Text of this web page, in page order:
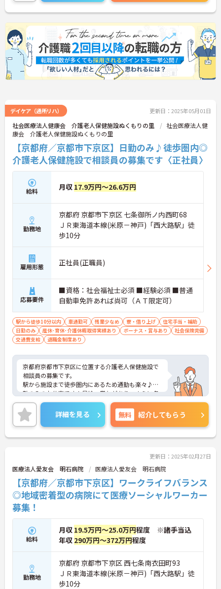
デイケア（通所リハ） 更新日：2025年05月01日
社会医療法人健康会 介護老人保健施設ぬくもりの里
社会医療法人健
康会 介護老人保健施設ぬくもりの里
【京都府／京都市下京区】日勤のみ♪徒歩圏内◎
介護老人保健施設で相談員の募集です〈正社員〉
給料 月収 17.9万円～26.6万円
勤務地
京都府 京都市下京区 七条御所ノ内西町68
ＪＲ東海道本線(米原－神戸)「西大路駅」徒
歩10分
雇用形態 正社員(正職員)
応募要件
■資格：社会福祉士必須 ■経験必須 ■普通
自動車免許あれば尚可（ＡＴ限定可）
駅から徒歩10分以内 車通勤可 残業少なめ 寮・借り上げ
住宅手当・補助
日勤のみ
産休･育休･介護休暇取得実績あり ボーナス・賞与あり
社会保険完備
交通費支給
退職金制度あり
京都府京都市下京区に位置する介護老人保健施設で
相談員の募集です。
駅から施設まで徒歩圏内にあるため通勤も楽々♪日
勤のみのお仕事です！昇給、賞与があり、さらに各
種手当も充実しているのは嬉しいポイントです◎し
っかりとしたフォロー体制で、経験に関わらず安心
してスタートできます。
こちらの求人にご興味がございましたら面接のポイ
ントもお伝えしますので是非ご応募お待ちしており
詳細を見る 無料 紹介してもらう
更新日：2025年02月27日
医療法人愛友会 明石病院 医療法人愛友会 明石病院
【京都府／京都市下京区】ワークライフバランス
◎地域密着型の病院にて医療ソーシャルワーカー
募集！
給料
月収 19.5万円～25.0万円程度 ※諸手当込
年収 290万円～372万円程度
勤務地
京都府 京都市下京区 西七条南衣田町93
ＪＲ東海道本線(米原－神戸)「西大路駅」徒
歩10分